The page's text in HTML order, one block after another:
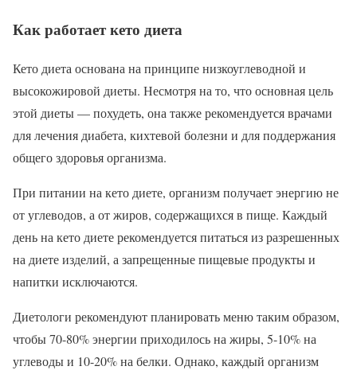
Как работает кето диета
Кето диета основана на принципе низкоуглеводной и
высокожировой диеты. Несмотря на то, что основная цель
этой диеты — похудеть, она также рекомендуется врачами
для лечения диабета, кихтевой болезни и для поддержания
общего здоровья организма.
При питании на кето диете, организм получает энергию не
от углеводов, а от жиров, содержащихся в пище. Каждый
день на кето диете рекомендуется питаться из разрешенных
на диете изделий, а запрещенные пищевые продукты и
напитки исключаются.
Диетологи рекомендуют планировать меню таким образом,
чтобы 70-80% энергии приходилось на жиры, 5-10% на
углеводы и 10-20% на белки. Однако, каждый организм